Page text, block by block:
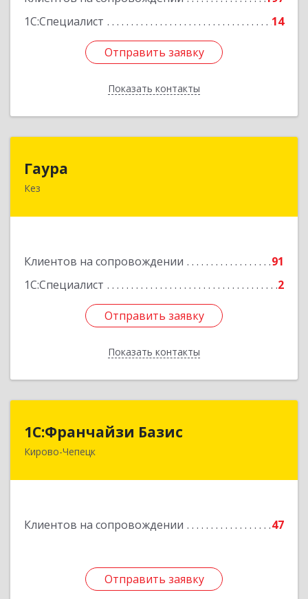
1С:Специалист
14
Отправить заявку
Показать контакты
Отправить заявку
Назад
Гаура
Кез
Клиентов на сопровождении
91
1С:Специалист
2
Отправить заявку
Показать контакты
Отправить заявку
Назад
1С:Франчайзи Базис
Кирово-Чепецк
Клиентов на сопровождении 47
Отправить заявку
613044, Кировская обл, город Кирово-Чепецк
Подробнее
Отправить заявку